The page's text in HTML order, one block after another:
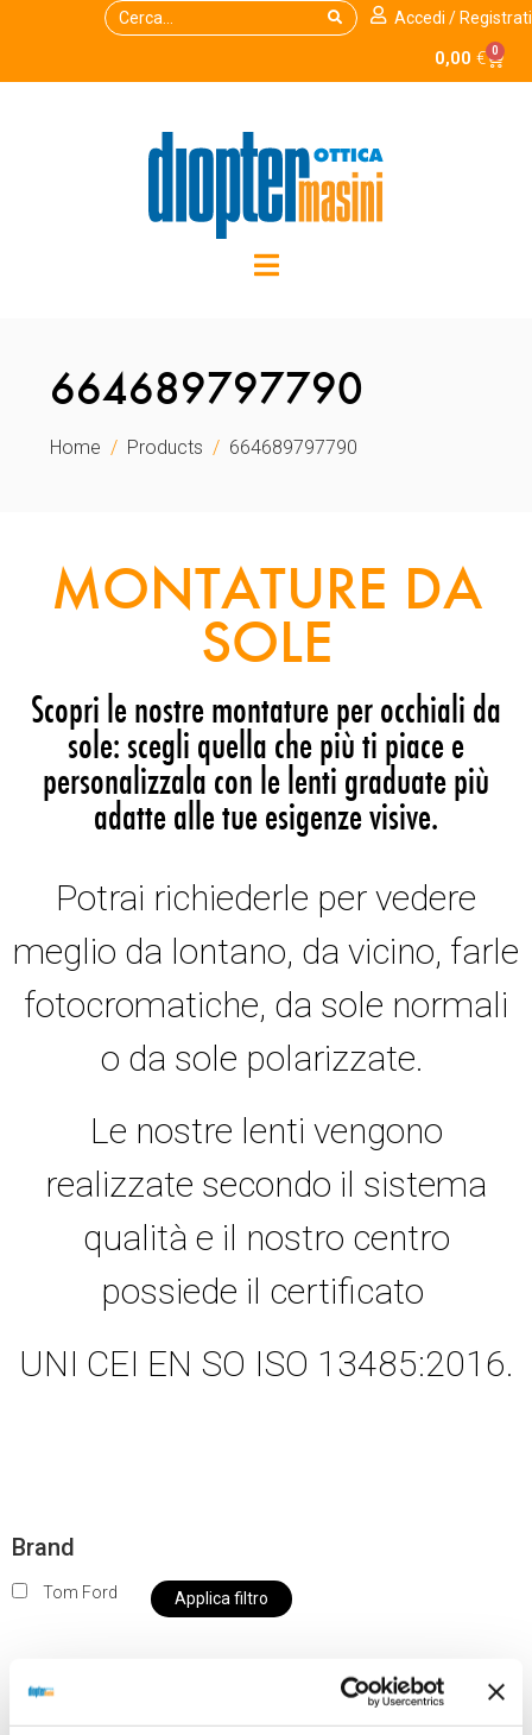
Accedi / Registrati
0,00 € 0
664689797790
Home Products 664689797790
MONTATURE DA
SOLE
Scopri le nostre montature per occhiali da
sole: scegli quella che più ti piace e
personalizzala con le lenti graduate più
adatte alle tue esigenze visive.
Potrai richiederle per vedere
meglio da lontano, da vicino, farle
fotocromatiche, da sole normali
o da sole polarizzate.
Le nostre lenti vengono
realizzate secondo il sistema
qualità e il nostro centro
possiede il certificato
UNI CEI EN SO ISO 13485:2016.
Brand
Tom Ford Applica filtro